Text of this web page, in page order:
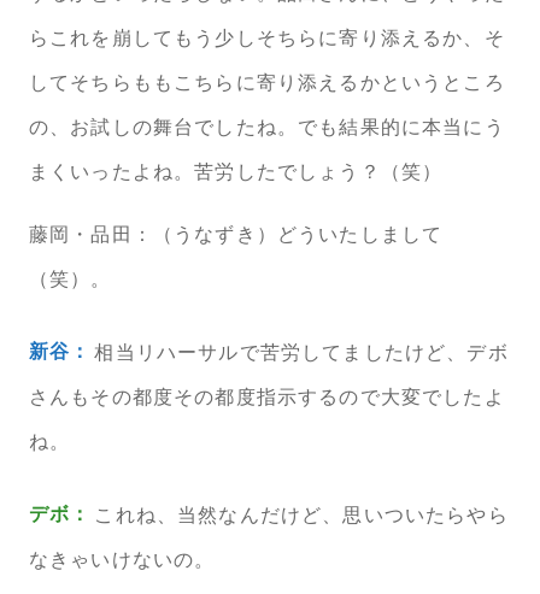
らこれを崩してもう少しそちらに寄り添えるか、そ
してそちらももこちらに寄り添えるかというところ
の、お試しの舞台でしたね。でも結果的に本当にう
まくいったよね。苦労したでしょう？（笑）
藤岡・品田：（うなずき）どういたしまして
（笑）。
新谷： 相当リハーサルで苦労してましたけど、デボ
さんもその都度その都度指示するので大変でしたよ
ね。
デボ： これね、当然なんだけど、思いついたらやら
なきゃいけないの。